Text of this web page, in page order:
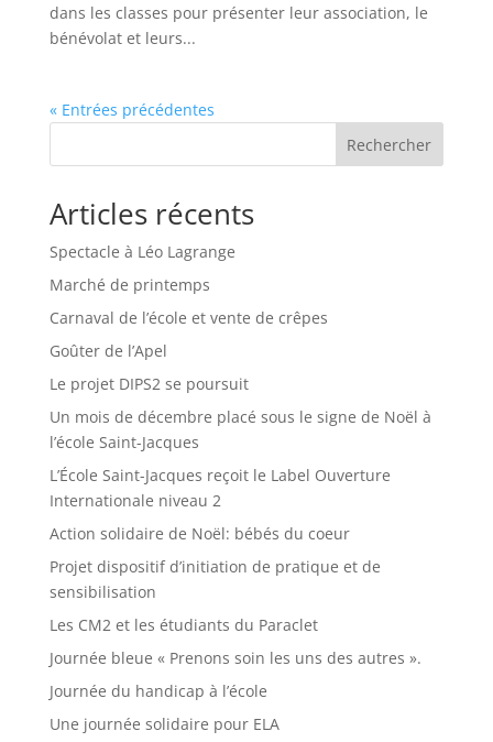
dans les classes pour présenter leur association, le
bénévolat et leurs...
« Entrées précédentes
Rechercher
Articles récents
Spectacle à Léo Lagrange
Marché de printemps
Carnaval de l’école et vente de crêpes
Goûter de l’Apel
Le projet DIPS2 se poursuit
Un mois de décembre placé sous le signe de Noël à
l’école Saint-Jacques
L’École Saint-Jacques reçoit le Label Ouverture
Internationale niveau 2
Action solidaire de Noël: bébés du coeur
Projet dispositif d’initiation de pratique et de
sensibilisation
Les CM2 et les étudiants du Paraclet
Journée bleue « Prenons soin les uns des autres ».
Journée du handicap à l’école
Une journée solidaire pour ELA